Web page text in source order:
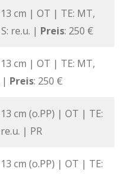
cm | OT | TE: MT,
re.u. | Preis: 250 €
cm | OT | TE: MT,
| Preis: 250 €
cm (o.PP) | OT | TE:
| PR
cm (o.PP) | OT | TE: